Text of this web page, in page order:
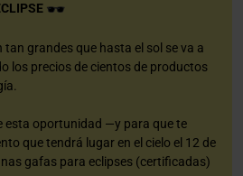
grandes que hasta el sol se va a
los precios de cientos de productos
esta oportunidad —y para que te
que tendrá lugar en el cielo el 12 de
gafas para eclipses (certificadas)